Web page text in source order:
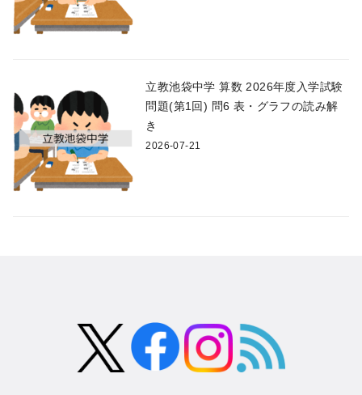
立教池袋中学 算数 2026年度入学試験
問題(第1回) 問6 表・グラフの読み解
き
2026-07-21